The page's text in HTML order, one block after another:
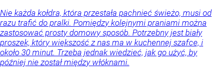
Nie każda kołdra, która przestała pachnieć świeżo, musi od
razu trafić do pralki. Pomiędzy kolejnymi praniami można
zastosować prosty domowy sposób. Potrzebny jest biały
proszek, który większość z nas ma w kuchennej szafce, i
około 30 minut. Trzeba jednak wiedzieć, jak go użyć, by
później nie został między włóknami.